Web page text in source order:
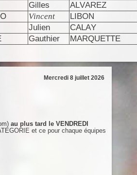
Gilles ALVAREZ
Vincent LIBON
Julien CALAY
Gauthier MARQUETTE
Mercredi 8 juillet 2026
au plus tard le VENDREDI
et ce pour chaque équipes